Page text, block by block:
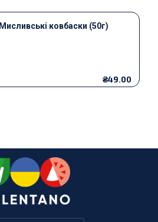
Мисливські ковбаски (50г)
₴49.00